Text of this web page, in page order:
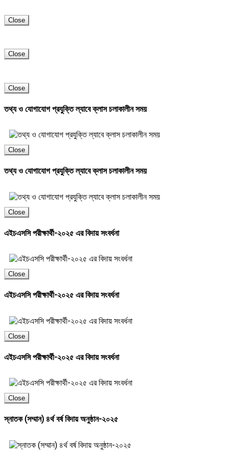
Close
Close
Close
তথ্য ও যোগাযোগ প্রযুক্তি ল্যাবে ক্লাস চলাকালীন সময়
Close
তথ্য ও যোগাযোগ প্রযুক্তি ল্যাবে ক্লাস চলাকালীন সময়
Close
এইচএসসি পরীক্ষার্থী-২০২৫ এর বিদায় সংবর্ধনা
Close
এইচএসসি পরীক্ষার্থী-২০২৫ এর বিদায় সংবর্ধনা
Close
এইচএসসি পরীক্ষার্থী-২০২৫ এর বিদায় সংবর্ধনা
Close
স্নাতক (সম্মান) ৪র্থ বর্ষ বিদায় অনুষ্ঠান-২০২৫